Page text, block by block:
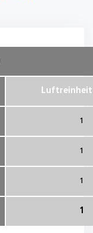
1
1
1
1